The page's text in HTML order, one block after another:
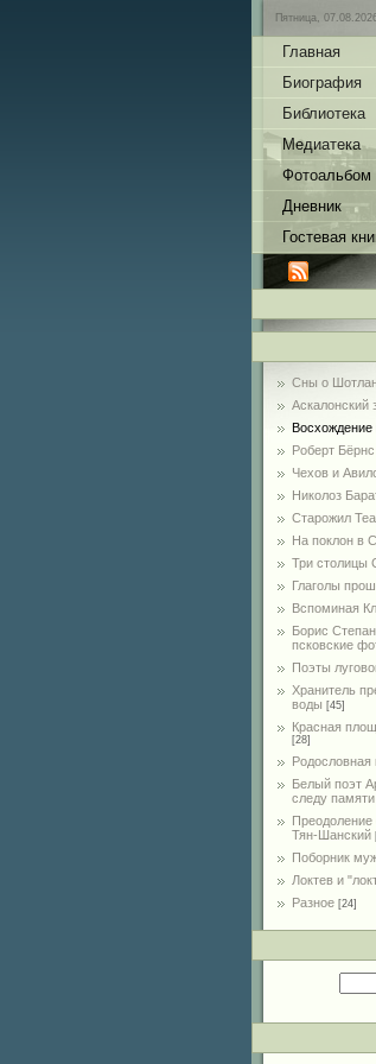
Пятница,
Главная
Биография
Библиотека
Медиатека
Фотоальбом
Дневник
Гостевая
Сны о
Аскалонский
Восхождение
Роберт Бёрнс
Чехов и
Николоз
Cтарожил
На поклон в
Три столицы
Глаголы
Вспоминая
Борис
псковские
Поэты
Хранитель
воды [45]
Красная
[28]
Родословная
Белый поэт
следу памяти
Тян-Шанский
Поборник
Локтев и
Разное [24]